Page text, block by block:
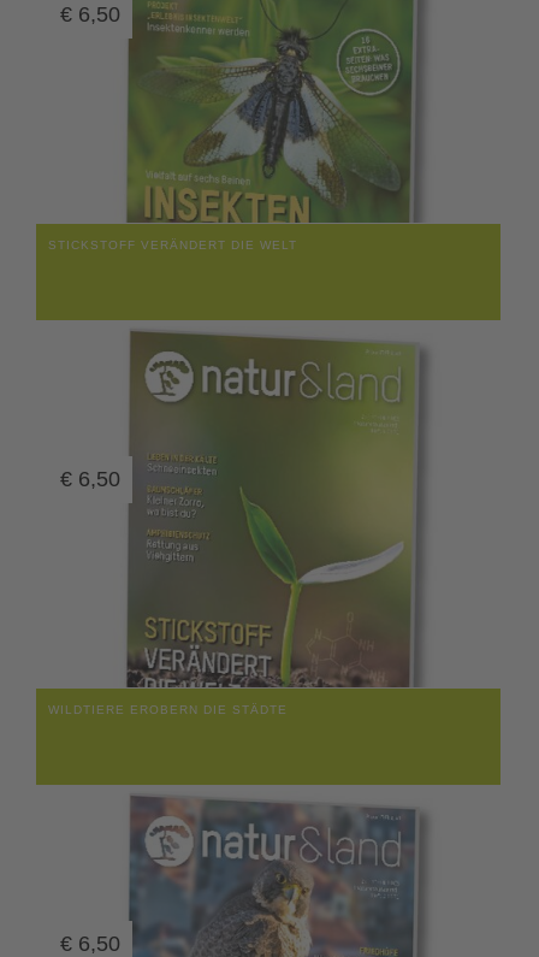
€ 6,50
STICKSTOFF VERÄNDERT DIE WELT
€ 6,50
WILDTIERE EROBERN DIE STÄDTE
€ 6,50